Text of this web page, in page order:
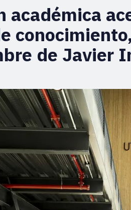
académica
de Javier